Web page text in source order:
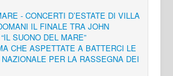
- CONCERTI D’ESTATE DI VILLA
IL FINALE TRA JOHN
SUONO DEL MARE”
CHE ASPETTATE A BATTERCI LE
NAZIONALE PER LA RASSEGNA DEI